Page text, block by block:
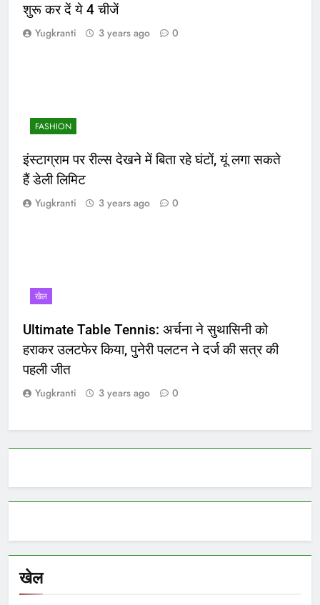
शुरू कर दें ये 4 चीजें
Yugkranti 3 years ago 0
FASHION
इंस्टाग्राम पर रील्स देखने में बिता रहे घंटों, यूं लगा सकते
हैं डेली लिमिट
Yugkranti 3 years ago 0
खेल
Ultimate Table Tennis: अर्चना ने सुथासिनी को
हराकर उलटफेर किया, पुनेरी पलटन ने दर्ज की सत्र की
पहली जीत
Yugkranti 3 years ago 0
खेल